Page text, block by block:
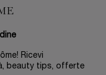
Ricevi
beauty tips, offerte